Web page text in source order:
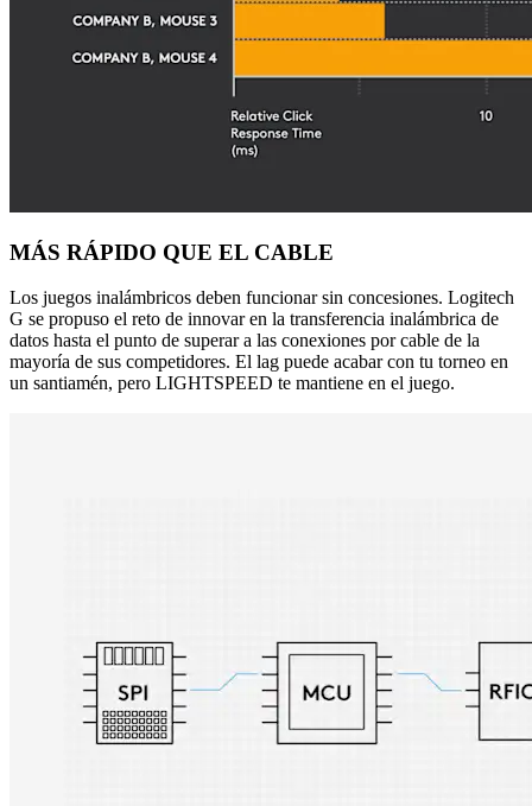
MÁS RÁPIDO QUE EL CABLE
Los juegos inalámbricos deben funcionar sin concesiones. Logitech
G se propuso el reto de innovar en la transferencia inalámbrica de
datos hasta el punto de superar a las conexiones por cable de la
mayoría de sus competidores. El lag puede acabar con tu torneo en
un santiamén, pero LIGHTSPEED te mantiene en el juego.